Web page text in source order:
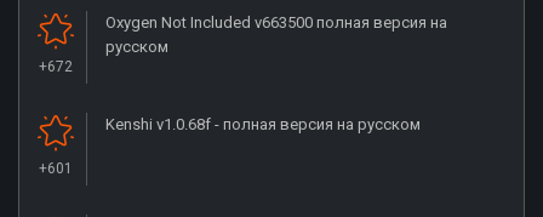
+672
Oxygen Not Included v663500 полная версия на
русском
+601
Kenshi v1.0.68f - полная версия на русском